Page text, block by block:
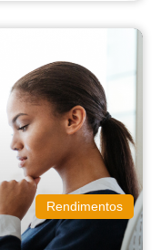
Rendimentos